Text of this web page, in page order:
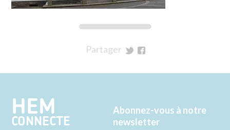
Partager
Twitter
Facebook
HEM
CONNECTE
Abonnez-vous à notre
newsletter